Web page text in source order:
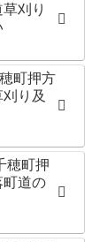
刈り
町押方
り及
穂町押
町道の